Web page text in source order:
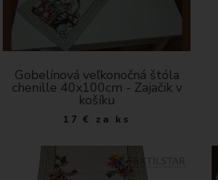
Gobelínová veľkonočná štóla
chenille 40x100cm - Zajačik v
košíku
17 € za ks